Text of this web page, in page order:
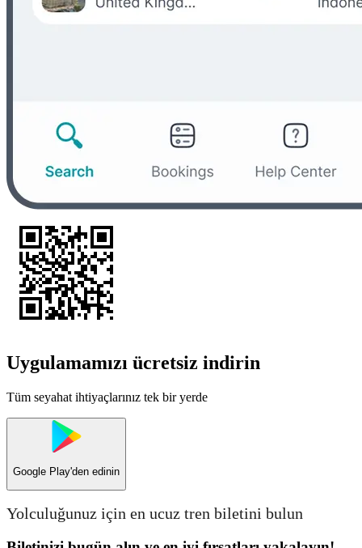
Uygulamamızı ücretsiz indirin
Tüm seyahat ihtiyaçlarınız tek bir yerde
Google Play'den edinin
Yolculuğunuz için en ucuz tren biletini bulun